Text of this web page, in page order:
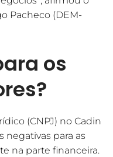
Pacheco (DEM-
os
(CNPJ) no Cadin
negativas para as
na parte financeira.